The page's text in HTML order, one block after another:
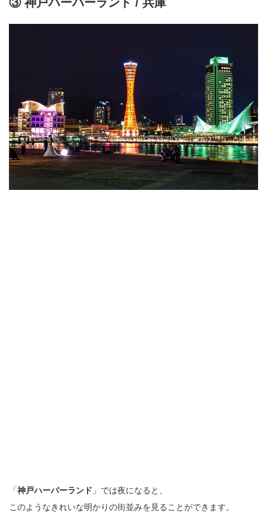
「神戸ハーバーランド 」では夜になると、
このようなきれいな明かりの街並みを見ることができます。